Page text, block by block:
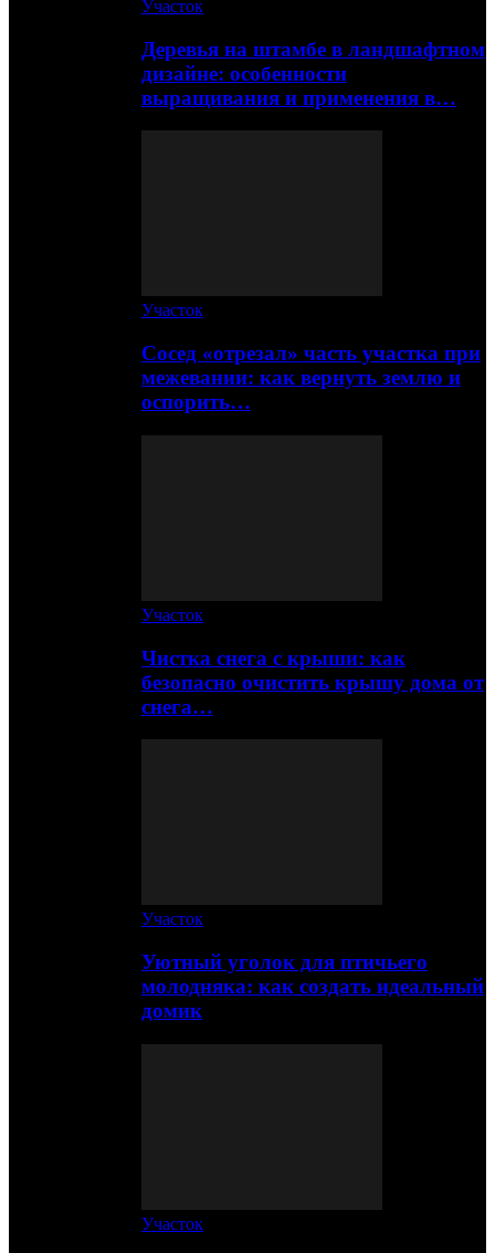
Участок
Деревья на штамбе в ландшафтном
дизайне: особенности
выращивания и применения в…
Участок
Сосед «отрезал» часть участка при
межевании: как вернуть землю и
оспорить…
Участок
Чистка снега с крыши: как
безопасно очистить крышу дома от
снега…
Участок
Уютный уголок для птичьего
молодняка: как создать идеальный
домик
Участок